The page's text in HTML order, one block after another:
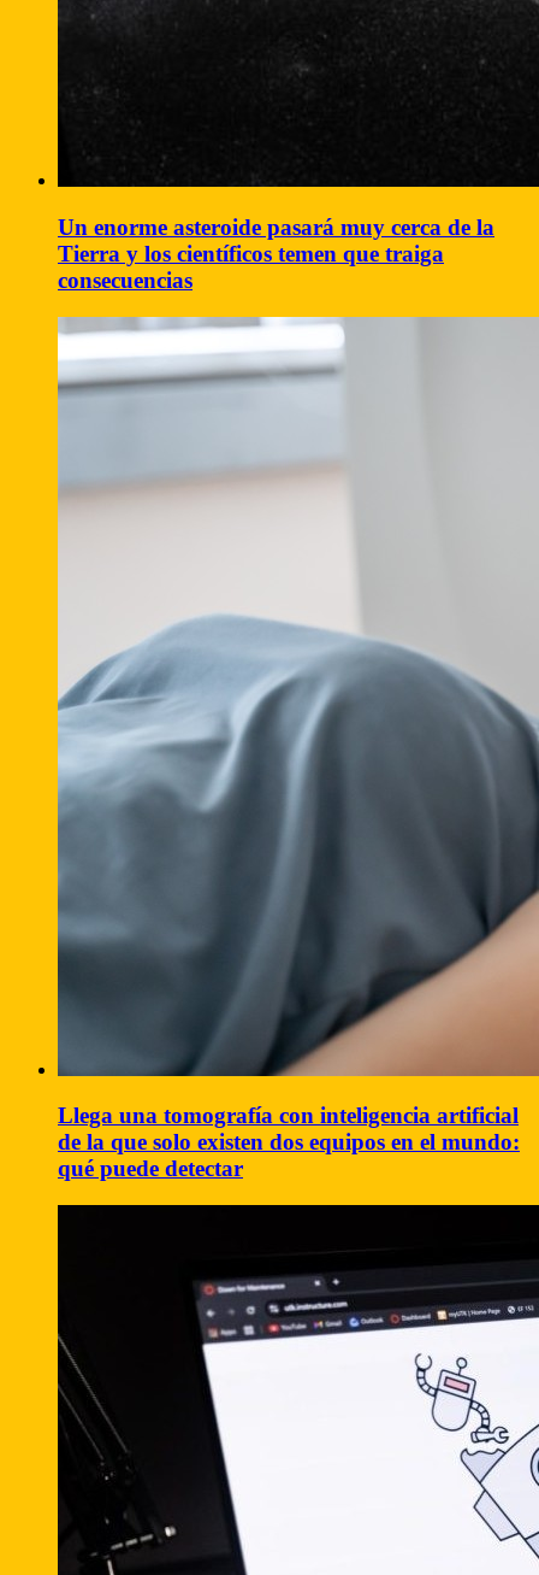
Un enorme asteroide pasará muy cerca de la
Tierra y los científicos temen que traiga
consecuencias
Llega una tomografía con inteligencia artificial
de la que solo existen dos equipos en el mundo:
qué puede detectar